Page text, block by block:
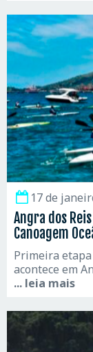
17 de
Angra dos
Canoagem
Primeira etapa
acontece em
... leia mais